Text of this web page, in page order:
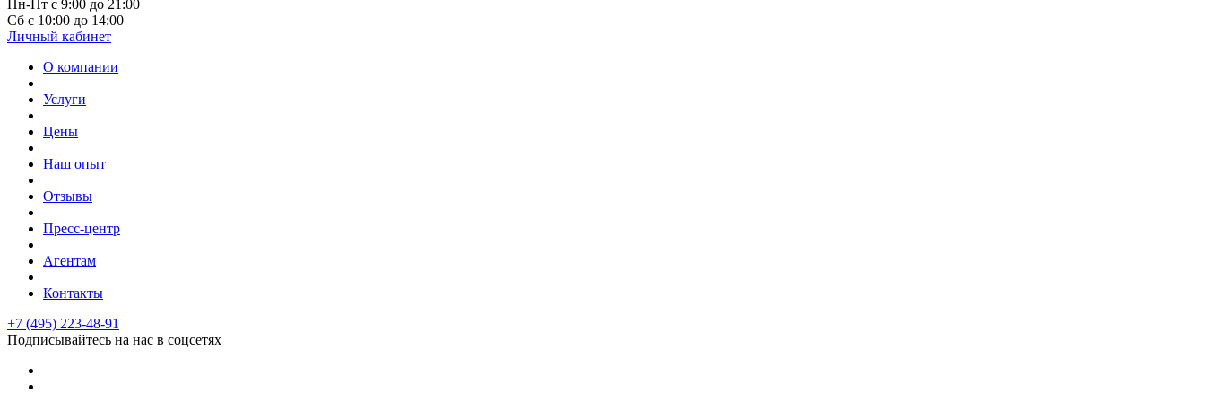
Пн-Пт с 9:00 до 21:00
Сб с 10:00 до 14:00
Личный кабинет
О компании
Услуги
Цены
Наш опыт
Отзывы
Пресс-центр
Агентам
Контакты
+7 (495) 223-48-91
Подписывайтесь на нас в соцсетях